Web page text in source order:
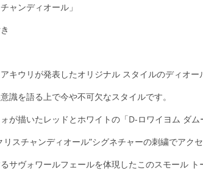
ャンディオール」
キウリが発表したオリジナル スタイルのディオー
識を語る上で今や不可欠なスタイルです。
が描いたレッドとホワイトの「D-ロワイヨム ダ
リスチャンディオール”シグネチャーの刺繍でアクセ
サヴォワールフェールを体現したこのスモール